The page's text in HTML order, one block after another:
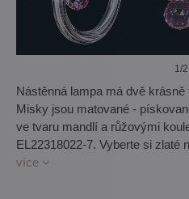
1 /2
Nástěnná lampa má dvě
Misky jsou matované -
ve tvaru mandlí a růžovými
EL22318022-7. Vyberte si zlaté
více